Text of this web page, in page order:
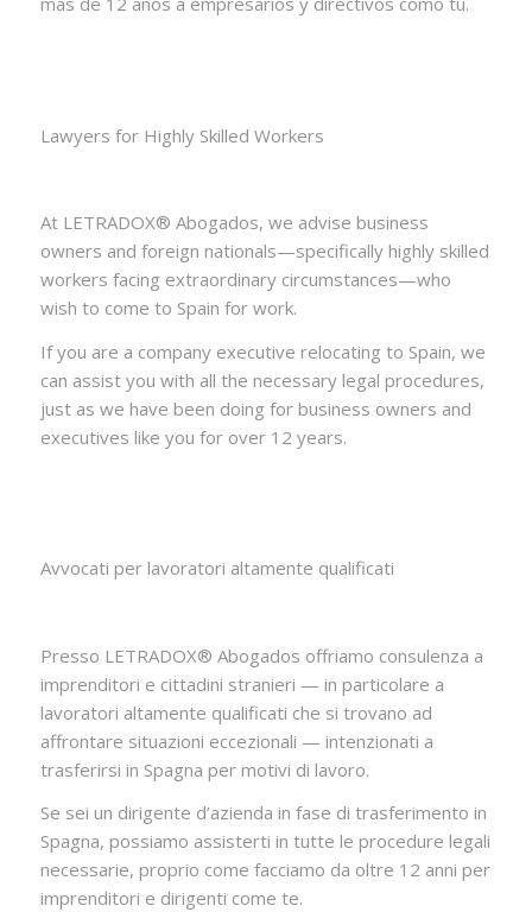
Lawyers for Highly Skilled Workers
At LETRADOX® Abogados, we advise business
owners and foreign nationals—specifically highly skilled
workers facing extraordinary circumstances—who
wish to come to Spain for work.
If you are a company executive relocating to Spain, we
can assist you with all the necessary legal procedures,
just as we have been doing for business owners and
executives like you for over 12 years.
Avvocati per lavoratori altamente qualificati
Presso LETRADOX® Abogados offriamo consulenza a
imprenditori e cittadini stranieri — in particolare a
lavoratori altamente qualificati che si trovano ad
affrontare situazioni eccezionali — intenzionati a
trasferirsi in Spagna per motivi di lavoro.
Se sei un dirigente d’azienda in fase di trasferimento in
Spagna, possiamo assisterti in tutte le procedure legali
necessarie, proprio come facciamo da oltre 12 anni per
imprenditori e dirigenti come te.